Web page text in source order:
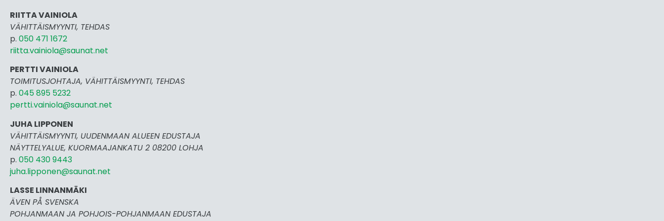
RIITTA VAINIOLA
VÄHITTÄISMYYNTI, TEHDAS
p. 050 471 1672
riitta.vainiola@saunat.net
PERTTI VAINIOLA
TOIMITUSJOHTAJA, VÄHITTÄISMYYNTI, TEHDAS
p. 045 895 5232
pertti.vainiola@saunat.net
JUHA LIPPONEN
VÄHITTÄISMYYNTI, UUDENMAAN ALUEEN EDUSTAJA
NÄYTTELYALUE, KUORMAAJANKATU 2 08200 LOHJA
p. 050 430 9443
juha.lipponen@saunat.net
LASSE LINNANMÄKI
ÄVEN PÅ SVENSKA
POHJANMAAN JA POHJOIS-POHJANMAAN EDUSTAJA